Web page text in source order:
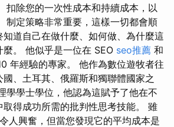
扣除您的一次性成本和持續成本，以
制定策略非常重要，這樣一切都會順
道自己在做什麼、如何做、為什麼這
。 他似乎是一位在 SEO seo推薦 和
年經驗的專家。 他作為數位遊牧者往
、土耳其、俄羅斯和獨聯體國家之
學學士學位，他認為這賦予了他在不
取得成功所需的批判性思考技能。 雖
人興奮，但當您發現它的平均成本是